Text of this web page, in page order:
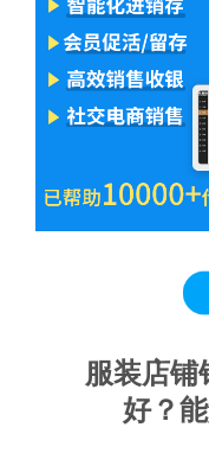
服装店铺
好？